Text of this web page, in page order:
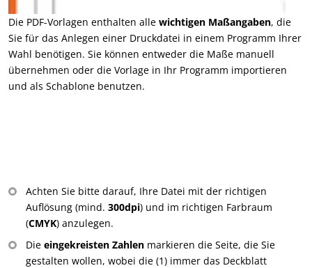
Die PDF-Vorlagen enthalten alle wichtigen Maßangaben, die
Sie für das Anlegen einer Druckdatei in einem Programm Ihrer
Wahl benötigen. Sie können entweder die Maße manuell
übernehmen oder die Vorlage in Ihr Programm importieren
und als Schablone benutzen.
Achten Sie bitte darauf, Ihre Datei mit der richtigen
Auflösung (mind. 300dpi) und im richtigen Farbraum
(CMYK) anzulegen.
Die eingekreisten Zahlen markieren die Seite, die Sie
gestalten wollen, wobei die (1) immer das Deckblatt